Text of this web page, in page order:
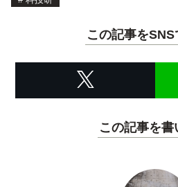
この記事を
この記事を書